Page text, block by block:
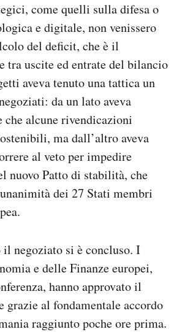
come quelli sulla difesa o
e digitale, non venissero
del deficit, che è il
tra uscite ed entrate del bilancio
aveva tenuto una tattica un
da un lato aveva
che alcune rivendicazioni
ma dall’altro aveva
al veto per impedire
nuovo Patto di stabilità, che
dei 27 Stati membri
negoziato si è concluso. I
e delle Finanze europei,
hanno approvato il
grazie al fondamentale accordo
raggiunto poche ore prima.